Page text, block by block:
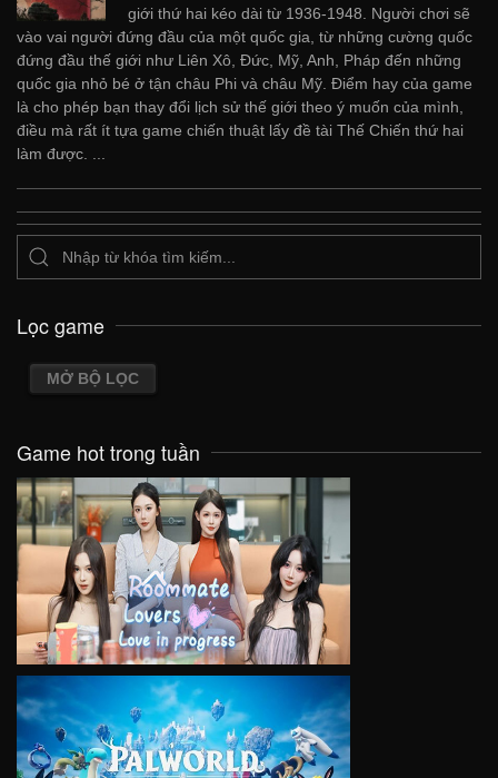
giới thứ hai kéo dài từ 1936-1948. Người chơi sẽ
vào vai người đứng đầu của một quốc gia, từ những cường quốc
đứng đầu thế giới như Liên Xô, Đức, Mỹ, Anh, Pháp đến những
quốc gia nhỏ bé ở tận châu Phi và châu Mỹ. Điểm hay của game
là cho phép bạn thay đổi lịch sử thế giới theo ý muốn của mình,
điều mà rất ít tựa game chiến thuật lấy đề tài Thế Chiến thứ hai
làm được. ...
Lọc game
MỞ BỘ LỌC
Game hot trong tuần
VIEW
VIEW